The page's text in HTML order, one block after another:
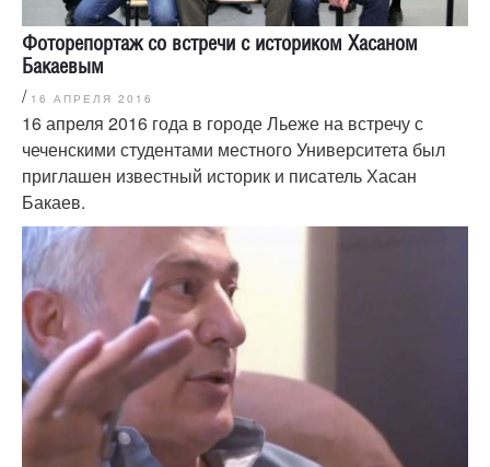
Фоторепортаж со встречи с историком Хасаном
Бакаевым
/ 16 АПРЕЛЯ 2016
16 апреля 2016 года в городе Льеже на встречу с
чеченскими студентами местного Университета был
приглашен известный историк и писатель Хасан
Бакаев.